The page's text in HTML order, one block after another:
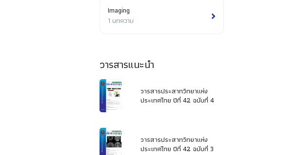
Imaging
1 บทความ
วารสารแนะนำ
วารสารประสาทวิทยาแห่ง
ประเทศไทย ปีที่ 42 ฉบับที่ 4
วารสารประสาทวิทยาแห่ง
ประเทศไทย ปีที่ 42 ฉบับที่ 3